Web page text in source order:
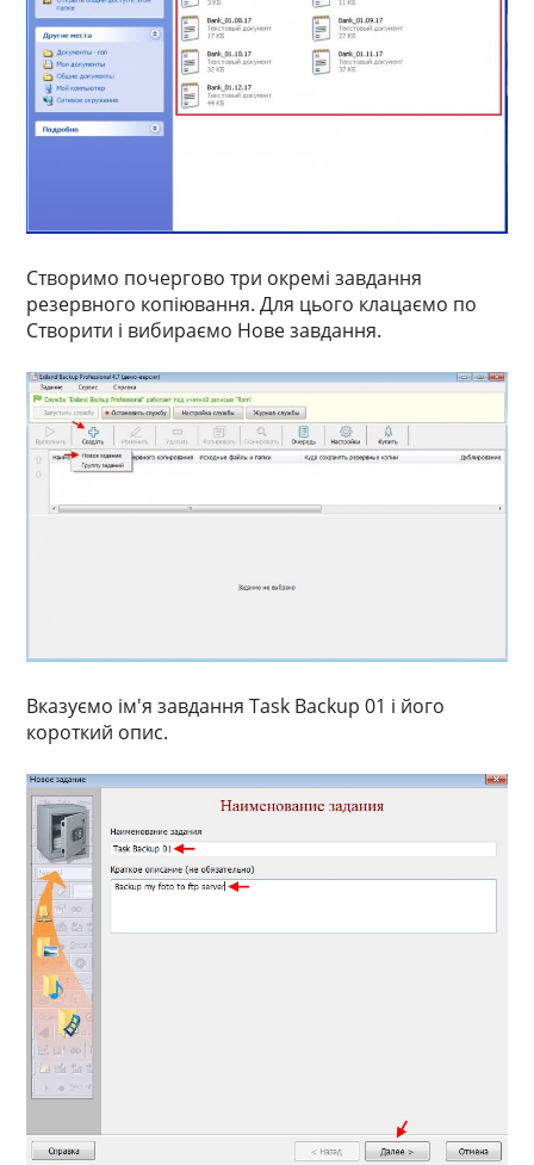
Створимо почергово три окремі завдання
резервного копіювання. Для цього клацаємо по
Створити і вибираємо Нове завдання.
Вказуємо ім'я завдання Task Backup 01 і його
короткий опис.